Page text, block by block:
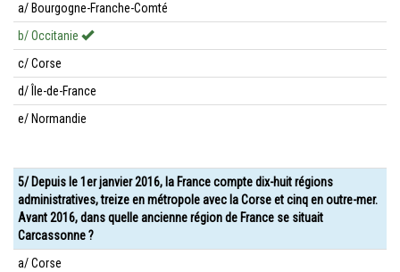
a/ Bourgogne-Franche-Comté
b/ Occitanie
c/ Corse
d/ Île-de-France
e/ Normandie
5/ Depuis le 1er janvier 2016, la France compte dix-huit régions
administratives, treize en métropole avec la Corse et cinq en outre-mer.
Avant 2016, dans quelle ancienne région de France se situait
Carcassonne ?
a/ Corse